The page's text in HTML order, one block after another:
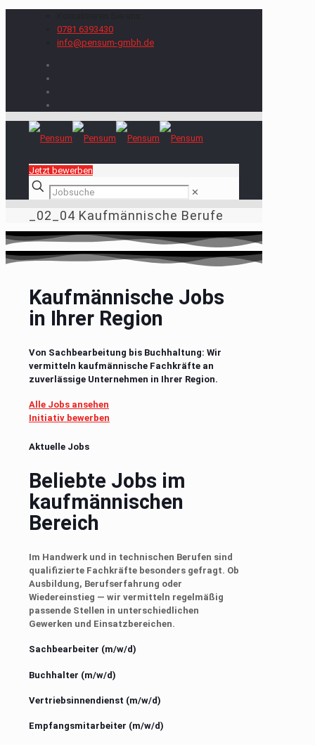
0781 6393430
info@pensum-gmbh.de
Jetzt bewerben
✕
_02_04 Kaufmännische Berufe
Kaufmännische Jobs
in Ihrer Region
Von Sachbearbeitung bis Buchhaltung: Wir
vermitteln kaufmännische Fachkräfte an
zuverlässige Unternehmen in Ihrer Region.
Alle Jobs ansehen
Initiativ bewerben
Aktuelle Jobs
Beliebte Jobs im
kaufmännischen
Bereich
Im Handwerk und in technischen Berufen sind
qualifizierte Fachkräfte besonders gefragt. Ob
Ausbildung, Berufserfahrung oder
Wiedereinstieg — wir vermitteln regelmäßig
passende Stellen in unterschiedlichen
Gewerken und Einsatzbereichen.
Sachbearbeiter (m/w/d)
Buchhalter (m/w/d)
Vertriebsinnendienst (m/w/d)
Empfangsmitarbeiter (m/w/d)